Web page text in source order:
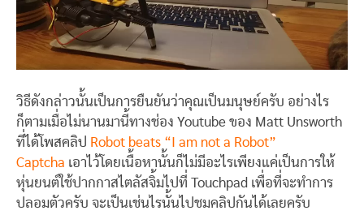
วิธีดังกล่าวนั้นเป็นการยืนยันว่าคุณเป็นมนุษย์ครับ อย่างไร
ก็ตามเมื่อไม่นานมานี้ทางช่อง Youtube ของ Matt Unsworth
ที่ได้โพสคลิป Robot beats “I am not a Robot”
Captcha เอาไว้โดยเนื้อหานั้นก็ไม่มีอะไรเพียงแค่เป็นการให้
หุ่นยนต์ใช้ปากกาสไตลัสจิ้มไปที่ Touchpad เพื่อที่จะทำการ
ปลอมตัวครับ จะเป็นเช่นไรนั้นไปชมคลิปกันได้เลยครับ